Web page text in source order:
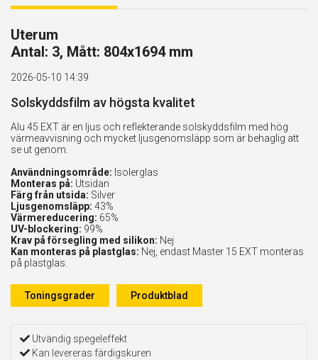
Uterum
Antal: 3, Mått: 804x1694 mm
2026-05-10 14:39
Solskyddsfilm av högsta kvalitet
Alu 45 EXT är en ljus och reflekterande solskyddsfilm med hög
värmeavvisning och mycket ljusgenomsläpp som är behaglig att
se ut genom.
Användningsområde: Isolerglas
Monteras på: Utsidan
Färg från utsida: Silver
Ljusgenomsläpp: 43%
Värmereducering: 65%
UV-blockering: 99%
Krav på försegling med silikon: Nej
Kan monteras på plastglas: Nej, endast Master 15 EXT monteras
på plastglas.
Toningsgrader Produktblad
Utvändig spegeleffekt
Kan levereras färdigskuren